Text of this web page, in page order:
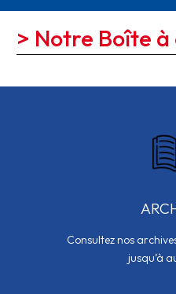
> Notre Boîte à
Consultez nos
jusqu’à